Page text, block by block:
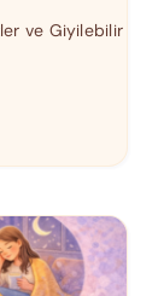
ve Giyilebilir